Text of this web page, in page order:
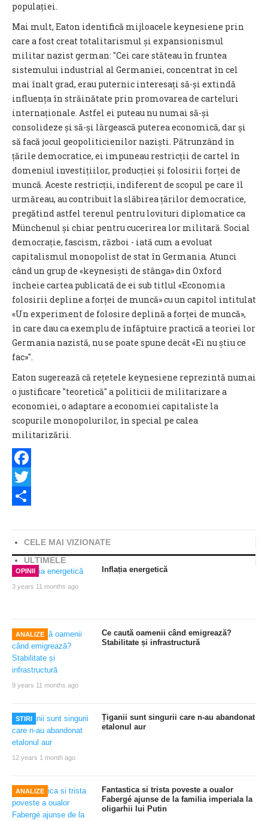
populației.
Mai mult, Eaton identifică mijloacele keynesiene prin
care a fost creat totalitarismul și expansionismul
militar nazist german: "Cei care stăteau în fruntea
sistemului industrial al Germaniei, concentrat în cel
mai înalt grad, erau puternic interesați să-și extindă
influența în străinătate prin promovarea de carteluri
internaționale. Astfel ei puteau nu numai să-și
consolideze și să-și lărgească puterea economică, dar și
să facă jocul geopoliticienilor naziști. Pătrunzând în
țările democratice, ei impuneau restricții de cartel în
domeniul investițiilor, producției și folosirii forței de
muncă. Aceste restricții, indiferent de scopul pe care îl
urmăreau, au contribuit la slăbirea țărilor democratice,
pregătind astfel terenul pentru lovituri diplomatice ca
Münchenul și chiar pentru cucerirea lor militară. Social
democrație, fascism, război - iată cum a evoluat
capitalismul monopolist de stat în Germania. Atunci
când un grup de «keynesiști de stânga» din Oxford
încheie cartea publicată de ei sub titlul «Economia
folosirii depline a forței de muncă» cu un capitol intitulat
«Un experiment de folosire deplină a forței de muncă»,
în care dau ca exemplu de înfăptuire practică a teoriei lor
Germania nazistă, nu se poate spune decât «Ei nu știu ce
fac»".
Eaton sugerează că rețetele keynesiene reprezintă numai
o justificare "teoretică" a politicii de militarizare a
economiei, o adaptare a economiei capitaliste la
scopurile monopolurilor, în special pe calea
militarizării.
Facebook
Twitter
CELE MAI VIZIONATE
ULTIMELE
OPINII
3 years 11 months ago
Inflația energetică
ANALIZE
9 years 11 months ago
Ce caută oamenii când emigrează?
Stabilitate și infrastructură
STIRI
12 years 1 month ago
Țiganii sunt singurii care n-au abandonat
etalonul aur
ANALIZE
Fantastica si trista poveste a oualor
Fabergé ajunse de la familia imperiala la
oligarhii lui Putin